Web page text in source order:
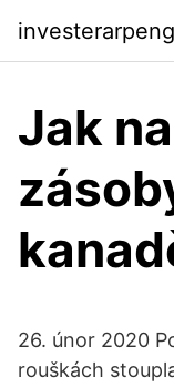
Jak
26. únor 2020
rouškách